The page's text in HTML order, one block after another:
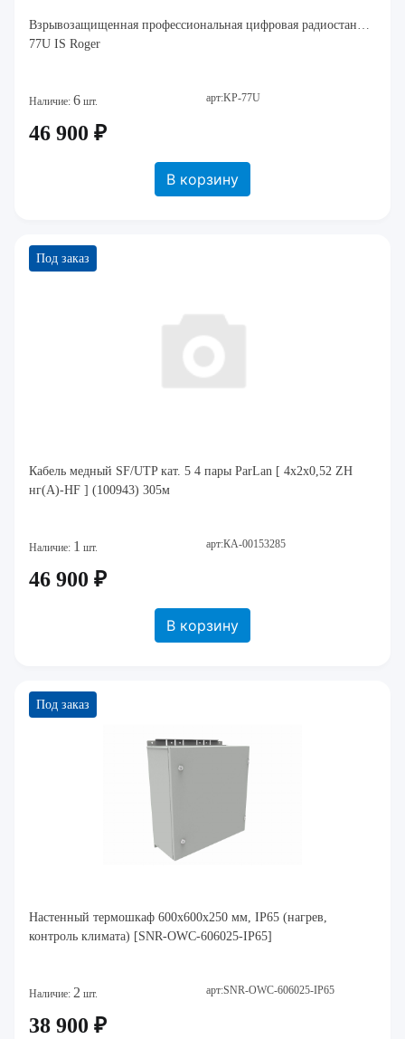
Взрывозащищенная профессиональная цифровая радиостанция
77U IS Roger
Наличие: 6 шт. арт:KP-77U
46 900 ₽
В корзину
Под заказ
Кабель медный SF/UTP кат. 5 4 пары ParLan [ 4х2х0,52 ZH
нг(А)-HF ] (100943) 305м
Наличие: 1 шт. арт:КА-00153285
46 900 ₽
В корзину
Под заказ
Настенный термошкаф 600x600x250 мм, IP65 (нагрев,
контроль климата) [SNR-OWC-606025-IP65]
Наличие: 2 шт. арт:SNR-OWC-606025-IP65
38 900 ₽